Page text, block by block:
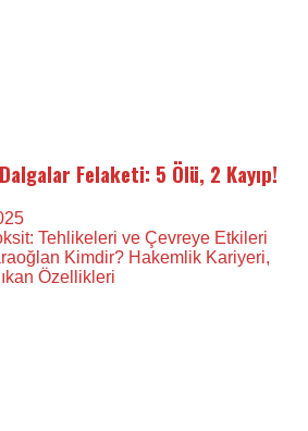
Felaketi: 5 Ölü, 2 Kayıp!
Tehlikeleri ve Çevreye Etkileri
Kimdir? Hakemlik Kariyeri,
Özellikleri